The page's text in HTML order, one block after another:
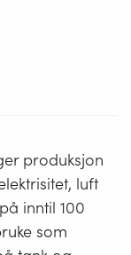
produksjon
luft
inntil 100
som